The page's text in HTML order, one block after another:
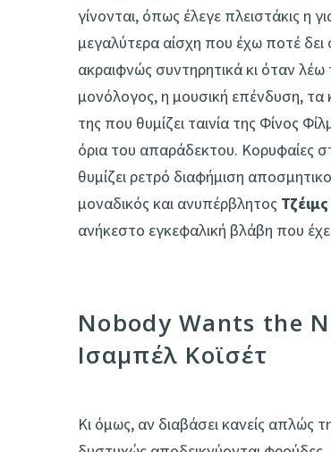
γίνονται, όπως έλεγε πλειστάκις η
μεγαλύτερα αίσχη που έχω ποτέ δει
ακραιφνώς συντηρητικά κι όταν
μονόλογος, η μουσική επένδυση,
της που θυμίζει ταινία της Φίνος
όρια του απαράδεκτου. Κορυφαίες
θυμίζει ρετρό διαφήμιση
μοναδικός και ανυπέρβλητος
ανήκεστο εγκεφαλική βλάβη που
Nobody Wants the
Ισαμπέλ Κοϊσέτ
Κι όμως, αν διαβάσει κανείς απλώς